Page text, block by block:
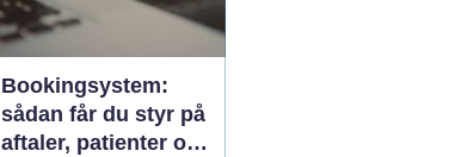
Bookingsystem:
sådan får du styr på
aftaler, patienter og